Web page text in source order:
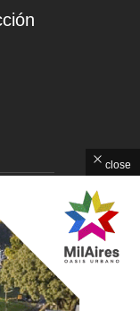
close